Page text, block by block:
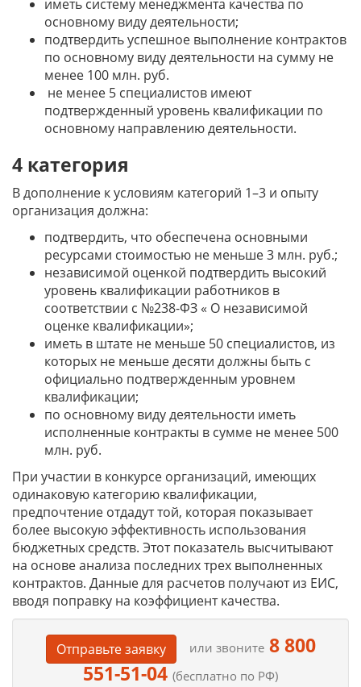
иметь систему менеджмента качества по
основному виду деятельности;
подтвердить успешное выполнение контрактов
по основному виду деятельности на сумму не
менее 100 млн. руб.
не менее 5 специалистов имеют
подтвержденный уровень квалификации по
основному направлению деятельности.
4 категория
В дополнение к условиям категорий 1–3 и опыту
организация должна:
подтвердить, что обеспечена основными
ресурсами стоимостью не меньше 3 млн. руб.;
независимой оценкой подтвердить высокий
уровень квалификации работников в
соответствии с №238-ФЗ « О независимой
оценке квалификации»;
иметь в штате не меньше 50 специалистов, из
которых не меньше десяти должны быть с
официально подтвержденным уровнем
квалификации;
по основному виду деятельности иметь
исполненные контракты в сумме не менее 500
млн. руб.
При участии в конкурсе организаций, имеющих
одинаковую категорию квалификации,
предпочтение отдадут той, которая показывает
более высокую эффективность использования
бюджетных средств. Этот показатель высчитывают
на основе анализа последних трех выполненных
контрактов. Данные для расчетов получают из ЕИС,
вводя поправку на коэффициент качества.
Отправьте заявку или звоните8 800
551-51-04 (бесплатно по РФ)